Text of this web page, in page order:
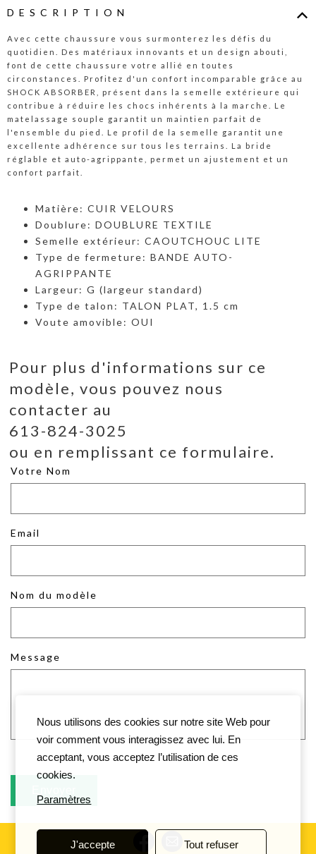
DESCRIPTION
Avec cette chaussure vous surmonterez les défis du
quotidien. Des matériaux innovants et un design abouti,
font de cette chaussure votre allié en toutes
circonstances. Profitez d'un confort incomparable grâce au
SHOCK ABSORBER, présent dans la semelle extérieure qui
contribue à réduire les chocs inhérents à la marche. Le
matelassage souple garantit un maintien parfait de
l'ensemble du pied. Le profil de la semelle garantit une
excellente adhérence sur tous les terrains. La bride
réglable et auto-agrippante, permet un ajustement et un
confort parfait.
Matière: CUIR VELOURS
Doublure: DOUBLURE TEXTILE
Semelle extérieur: CAOUTCHOUC LITE
Type de fermeture: BANDE AUTO-
AGRIPPANTE
Largeur: G (largeur standard)
Type de talon: TALON PLAT, 1.5 cm
Voute amovible: OUI
Pour plus d'informations sur ce
modèle, vous pouvez nous
contacter au
613-824-3025
ou en remplissant ce formulaire.
Votre Nom
Email
Nom du modèle
Message
Nous utilisons des cookies sur notre site Web pour
voir comment vous interagissez avec lui. En
acceptant, vous acceptez l’utilisation de ces
cookies.
Paramètres
J'accepte Tout refuser